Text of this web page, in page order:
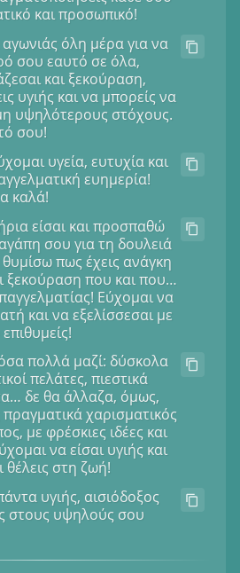
και προσωπικό!
αγωνιάς όλη μέρα για να
σου εαυτό σε όλα,
και ξεκούραση,
υγιής και να μπορείς να
υψηλότερους στόχους.
σου!
υγεία, ευτυχία και
ευημερία!
καλά!
είσαι και προσπαθώ
σου για τη δουλειά
πως έχεις ανάγκη
ξεκούραση που και που…
Εύχομαι να
και να εξελίσσεσαι με
πολλά μαζί: δύσκολα
πελάτες, πιεστικά
δε θα άλλαζα, όμως,
πραγματικά χαρισματικός
με φρέσκιες ιδέες και
να είσαι υγιής και
θέλεις στη ζωή!
υγιής, αισιόδοξος
στους υψηλούς σου